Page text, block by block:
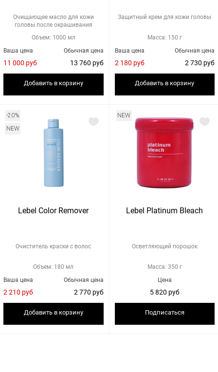
Очищающее масло для кожи
головы после окрашивания
Объем: 1000 мл
Обычная цена
13 760 руб
Ваша цена
11 000 руб
Добавить в корзину
Защитный крем для кожи головы
Масса: 150 г
Обычная цена
2 730 руб
Ваша цена
2 180 руб
Добавить в корзину
-20%
NEW
Lebel Color Remover
Очиститель краски с волос
Объем: 180 мл
Обычная цена
2 770 руб
Ваша цена
2 210 руб
Добавить в корзину
NEW
Lebel Platinum Bleach
Осветляющий порошок
Масса: 350 г
Цена
5 820 руб
Подписаться